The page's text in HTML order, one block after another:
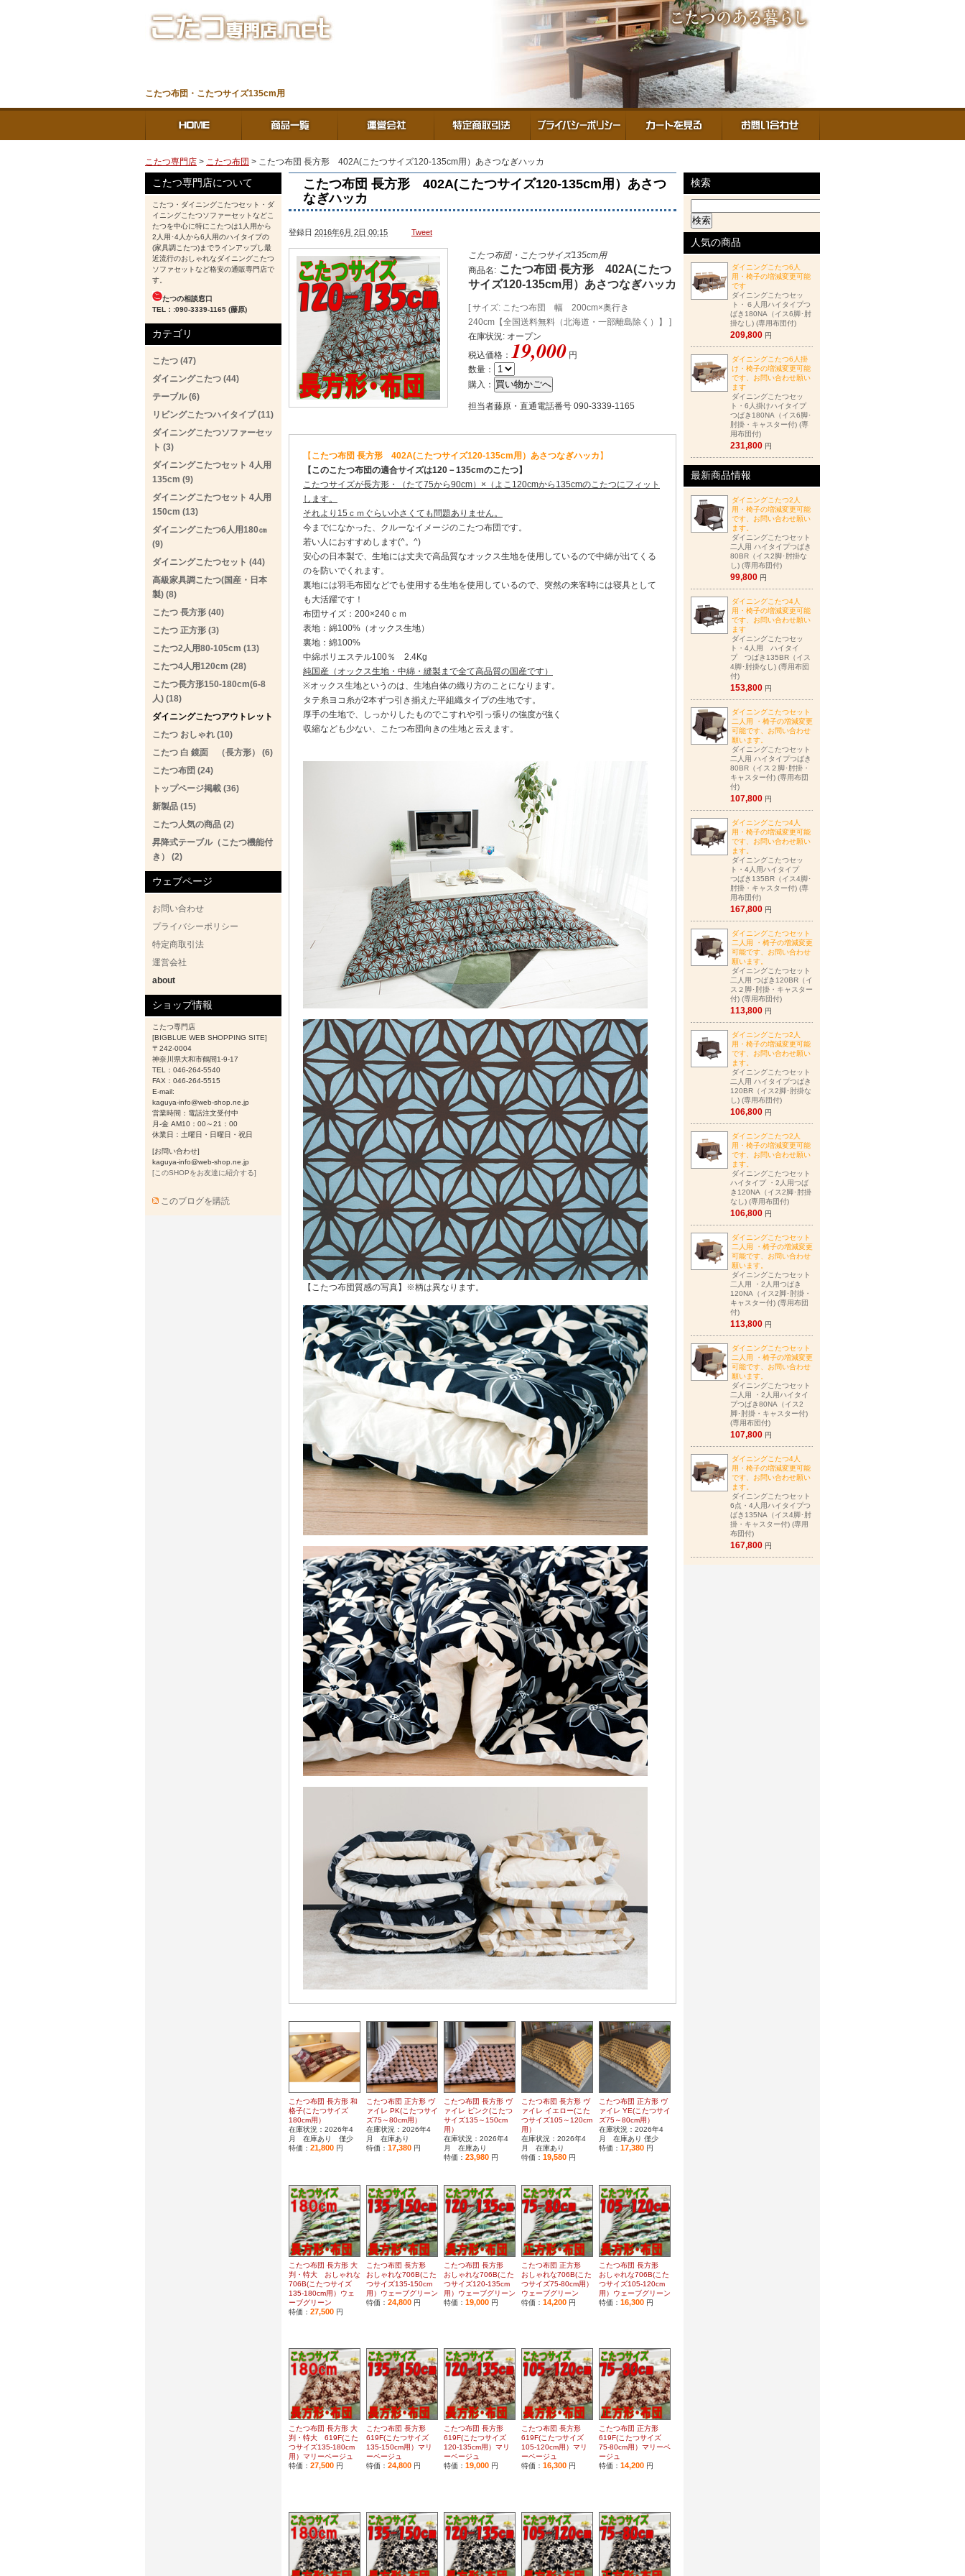
こたつ布団・こたつサイズ135cm用
こたつ専門店 > こたつ布団 > こたつ布団 長方形 402A(こたつサイズ120-135cm用）あさつなぎハッカ
こたつ布団 長方形 402A(こたつサイズ120-135cm用）あさつ
なぎハッカ
登録日 2016年6月 2日 00:15 Tweet
こたつ布団・こたつサイズ135cm用
商品名: こたつ布団 長方形 402A(こたつ
サイズ120-135cm用）あさつなぎハッカ
[ サイズ: こたつ布団 幅 200cm×奥行き
240cm【全国送料無料（北海道・一部離島除く）】 ]
在庫状況: オープン
税込価格： 19,000 円
数量：
購入：
担当者藤原・直通電話番号 090-3339-1165
【 こたつ布団 長方形 402A(こたつサイズ120-135cm用）あさつなぎハッカ 】
【このこたつ布団の適合サイズは120－135cmのこたつ】
こたつサイズが長方形・（たて75から90cm）×（よこ120cmから135cmのこたつにフィット
します。
それより15ｃｍぐらい小さくても問題ありません。
今までになかった、クルーなイメージのこたつ布団です。
若い人におすすめします(^。^)
安心の日本製で、生地には丈夫で高品質なオックス生地を使用しているので中綿が出てくる
のを防いでくれます。
裏地には羽毛布団などでも使用する生地を使用しているので、突然の来客時には寝具として
も大活躍です！
布団サイズ：200×240ｃｍ
表地：綿100%（オックス生地）
裏地：綿100%
中綿ポリエステル100％ 2.4Kg
純国産（オックス生地・中綿・縫製まで全て高品質の国産です）
※オックス生地というのは、生地自体の織り方のことになります。
タテ糸ヨコ糸が2本ずつ引き揃えた平組織タイプの生地です。
厚手の生地で、しっかりしたものでこすれや引っ張りの強度が強く
収縮なども少ない、こたつ布団向きの生地と云えます。
【こたつ布団質感の写真】※柄は異なります。
こたつ布団 長方形 和
格子(こたつサイズ
180cm用）
在庫状況：2026年4
月 在庫あり 僅少
特価： 21,800 円
こたつ布団 正方形 ヴ
ァイレ PK(こたつサイ
ズ75～80cm用）
在庫状況：2026年4
月 在庫あり
特価： 17,380 円
こたつ布団 長方形 ヴ
ァイレ ピンク(こたつ
サイズ135～150cm
用）
在庫状況：2026年4
月 在庫あり
特価： 23,980 円
こたつ布団 長方形 ヴ
ァイレ イエロー(こた
つサイズ105～120cm
用）
在庫状況：2026年4
月 在庫あり
特価： 19,580 円
こたつ布団 正方形 ヴ
ァイレ YE(こたつサイ
ズ75～80cm用）
在庫状況：2026年4
月 在庫あり 僅少
特価： 17,380 円
こたつ布団 長方形 大
判・特大 おしゃれな
706B(こたつサイズ
135-180cm用）ウェ
ーブグリーン
特価： 27,500 円
こたつ布団 長方形
おしゃれな706B(こた
つサイズ135-150cm
用）ウェーブグリーン
特価： 24,800 円
こたつ布団 長方形
おしゃれな706B(こた
つサイズ120-135cm
用）ウェーブグリーン
特価： 19,000 円
こたつ布団 正方形
おしゃれな706B(こた
つサイズ75-80cm用）
ウェーブグリーン
特価： 14,200 円
こたつ布団 長方形
おしゃれな706B(こた
つサイズ105-120cm
用）ウェーブグリーン
特価： 16,300 円
こたつ布団 長方形 大
判・特大 619F(こた
つサイズ135-180cm
用）マリーベージュ
特価： 27,500 円
こたつ布団 長方形
619F(こたつサイズ
135-150cm用）マリ
ーベージュ
特価： 24,800 円
こたつ布団 長方形
619F(こたつサイズ
120-135cm用）マリ
ーベージュ
特価： 19,000 円
こたつ布団 長方形
619F(こたつサイズ
105-120cm用）マリ
ーベージュ
特価： 16,300 円
こたつ布団 正方形
619F(こたつサイズ
75-80cm用）マリーベ
ージュ
特価： 14,200 円
こたつ専門店について
こたつ・ダイニングこたつセット・ダ
イニングこたつソファーセットなどこ
たつを中心に特にこたつは1人用から
2人用･4人から6人用のハイタイプの
(家具調こたつ)までラインアップし最
近流行のおしゃれなダイニングこたつ
ソファセットなど格安の通販専門店で
す。
たつの相談窓口
TEL：:090-3339-1165 (藤原)
カテゴリ
こたつ (47)
ダイニングこたつ (44)
テーブル (6)
リビングこたつハイタイプ (11)
ダイニングこたつソファーセッ
ト (3)
ダイニングこたつセット 4人用
135cm (9)
ダイニングこたつセット 4人用
150cm (13)
ダイニングこたつ6人用180㎝
(9)
ダイニングこたつセット (44)
高級家具調こたつ(国産・日本
製) (8)
こたつ 長方形 (40)
こたつ 正方形 (3)
こたつ2人用80-105cm (13)
こたつ4人用120cm (28)
こたつ長方形150-180cm(6-8
人) (18)
ダイニングこたつアウトレット
こたつ おしゃれ (10)
こたつ 白 鏡面 （長方形） (6)
こたつ布団 (24)
トップページ掲載 (36)
新製品 (15)
こたつ人気の商品 (2)
昇降式テーブル（こたつ機能付
き） (2)
ウェブページ
お問い合わせ
プライバシーポリシー
特定商取引法
運営会社
about
ショップ情報
こたつ専門店
[BIGBLUE WEB SHOPPING SITE]
〒242-0004
神奈川県大和市鶴間1-9-17
TEL：046-264-5540
FAX：046-264-5515
E-mail:
kaguya-info@web-shop.ne.jp
営業時間：電話注文受付中
月-金 AM10：00～21：00
休業日：土曜日・日曜日・祝日
[お問い合わせ]
kaguya-info@web-shop.ne.jp
[このSHOPをお友達に紹介する]
このブログを購読
検索
人気の商品
ダイニングこたつ6人
用・椅子の増減変更可能
です
ダイニングこたつセッ
ト・６人用ハイタイプつ
ばき180NA（イス6脚･肘
掛なし) (専用布団付)
209,800 円
ダイニングこたつ6人掛
け・椅子の増減変更可能
です、お問い合わせ願い
ます
ダイニングこたつセッ
ト・6人掛けハイタイプ
つばき180NA（イス6脚･
肘掛・キャスター付) (専
用布団付)
231,800 円
最新商品情報
ダイニングこたつ2人
用・椅子の増減変更可能
です、お問い合わせ願い
ます。
ダイニングこたつセット
二人用 ハイタイプつばき
80BR（イス2脚･肘掛な
し) (専用布団付)
99,800 円
ダイニングこたつ4人
用・椅子の増減変更可能
です、お問い合わせ願い
ます
ダイニングこたつセッ
ト・4人用 ハイタイ
プ つばき135BR（イス
4脚･肘掛なし) (専用布団
付)
153,800 円
ダイニングこたつセット
二人用 ・椅子の増減変更
可能です、お問い合わせ
願います。
ダイニングこたつセット
二人用 ハイタイプつばき
80BR（イス２脚･肘掛・
キャスター付) (専用布団
付)
107,800 円
ダイニングこたつ4人
用・椅子の増減変更可能
です、お問い合わせ願い
ます。
ダイニングこたつセッ
ト・4人用ハイタイプ
つばき135BR（イス4脚･
肘掛・キャスター付) (専
用布団付)
167,800 円
ダイニングこたつセット
二人用 ・椅子の増減変更
可能です、お問い合わせ
願います。
ダイニングこたつセット
二人用 つばき120BR（イ
ス２脚･肘掛・キャスター
付) (専用布団付)
113,800 円
ダイニングこたつ2人
用・椅子の増減変更可能
です、お問い合わせ願い
ます。
ダイニングこたつセット
二人用 ハイタイプつばき
120BR（イス2脚･肘掛な
し) (専用布団付)
106,800 円
ダイニングこたつ2人
用・椅子の増減変更可能
です、お問い合わせ願い
ます。
ダイニングこたつセット
ハイタイプ ・2人用つば
き120NA（イス2脚･肘掛
なし) (専用布団付)
106,800 円
ダイニングこたつセット
二人用 ・椅子の増減変更
可能です、お問い合わせ
願います。
ダイニングこたつセット
二人用 ・2人用つばき
120NA（イス2脚･肘掛・
キャスター付) (専用布団
付)
113,800 円
ダイニングこたつセット
二人用 ・椅子の増減変更
可能です、お問い合わせ
願います。
ダイニングこたつセット
二人用 ・2人用ハイタイ
プつばき80NA（イス2
脚･肘掛・キャスター付)
(専用布団付)
107,800 円
ダイニングこたつ4人
用・椅子の増減変更可能
です、お問い合わせ願い
ます。
ダイニングこたつセット
6点・4人用ハイタイプつ
ばき135NA（イス4脚･肘
掛・キャスター付) (専用
布団付)
167,800 円